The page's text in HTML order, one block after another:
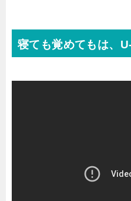
寝ても覚めてもは、